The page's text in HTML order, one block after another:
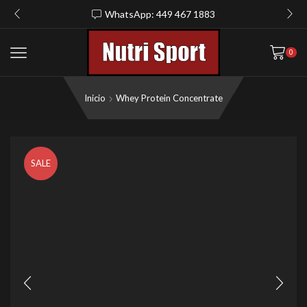
WhatsApp: 449 467 1883
0
Inicio Whey Protein Concentrate
SALE